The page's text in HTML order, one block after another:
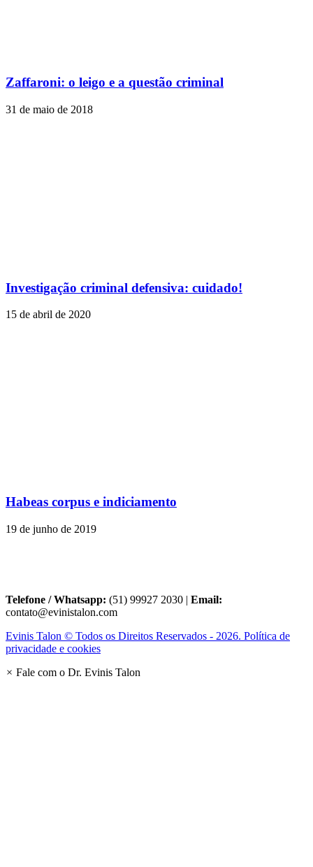
Zaffaroni: o leigo e a questão criminal
31 de maio de 2018
Investigação criminal defensiva: cuidado!
15 de abril de 2020
Habeas corpus e indiciamento
19 de junho de 2019
Telefone / Whatsapp: (51) 99927 2030 | Email:
contato@evinistalon.com
Evinis Talon © Todos os Direitos Reservados - 2026. Política de
privacidade e cookies
× Fale com o Dr. Evinis Talon